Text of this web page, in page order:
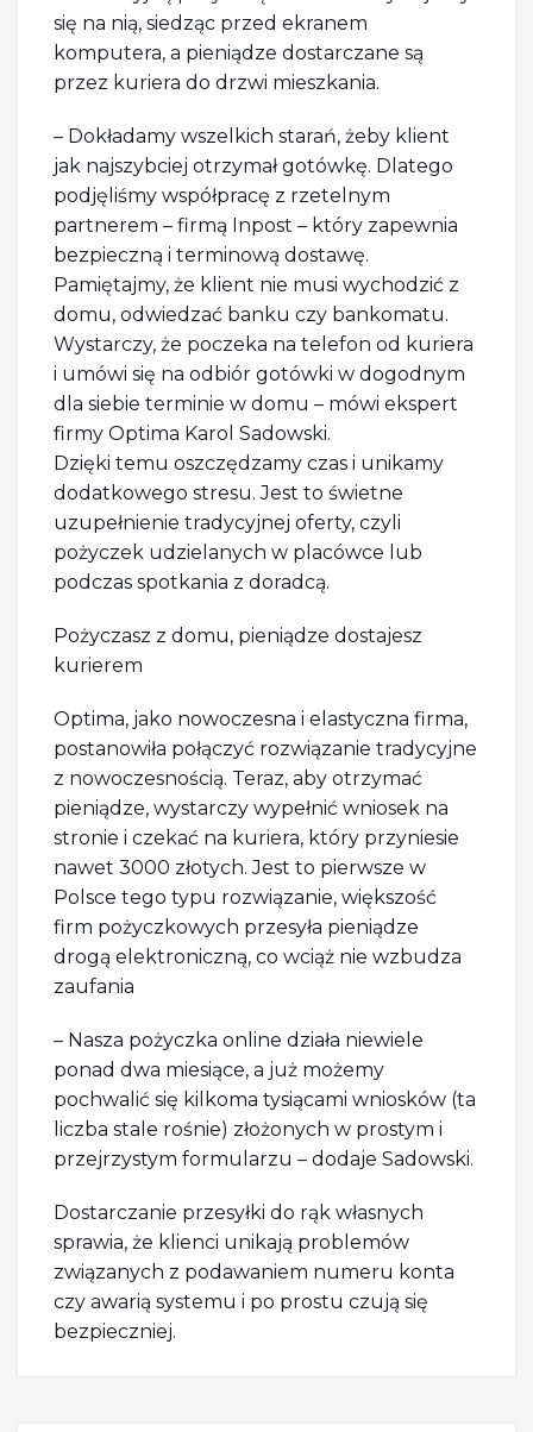
się na nią, siedząc przed ekranem
komputera, a pieniądze dostarczane są
przez kuriera do drzwi mieszkania.
– Dokładamy wszelkich starań, żeby klient
jak najszybciej otrzymał gotówkę. Dlatego
podjęliśmy współpracę z rzetelnym
partnerem – firmą Inpost – który zapewnia
bezpieczną i terminową dostawę.
Pamiętajmy, że klient nie musi wychodzić z
domu, odwiedzać banku czy bankomatu.
Wystarczy, że poczeka na telefon od kuriera
i umówi się na odbiór gotówki w dogodnym
dla siebie terminie w domu – mówi ekspert
firmy Optima Karol Sadowski.
Dzięki temu oszczędzamy czas i unikamy
dodatkowego stresu. Jest to świetne
uzupełnienie tradycyjnej oferty, czyli
pożyczek udzielanych w placówce lub
podczas spotkania z doradcą.
Pożyczasz z domu, pieniądze dostajesz
kurierem
Optima, jako nowoczesna i elastyczna firma,
postanowiła połączyć rozwiązanie tradycyjne
z nowoczesnością. Teraz, aby otrzymać
pieniądze, wystarczy wypełnić wniosek na
stronie i czekać na kuriera, który przyniesie
nawet 3000 złotych. Jest to pierwsze w
Polsce tego typu rozwiązanie, większość
firm pożyczkowych przesyła pieniądze
drogą elektroniczną, co wciąż nie wzbudza
zaufania
– Nasza pożyczka online działa niewiele
ponad dwa miesiące, a już możemy
pochwalić się kilkoma tysiącami wniosków (ta
liczba stale rośnie) złożonych w prostym i
przejrzystym formularzu – dodaje Sadowski.
Dostarczanie przesyłki do rąk własnych
sprawia, że klienci unikają problemów
związanych z podawaniem numeru konta
czy awarią systemu i po prostu czują się
bezpieczniej.